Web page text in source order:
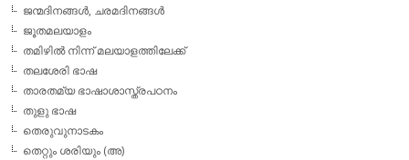
ജന്മദിനങ്ങള്‍, ചരമദിനങ്ങള്‍
ജൂതമലയാളം
തമിഴില്‍ നിന്ന് മലയാളത്തിലേക്ക്
തലശേരി ഭാഷ
താരതമ്യ ഭാഷാശാസ്ത്രപഠനം
തുളു ഭാഷ
തെരുവുനാടകം
തെറ്റും ശരിയും (അ)